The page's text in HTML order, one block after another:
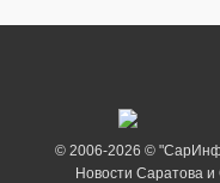
© 2006-2026 ©
Новости Саратова и